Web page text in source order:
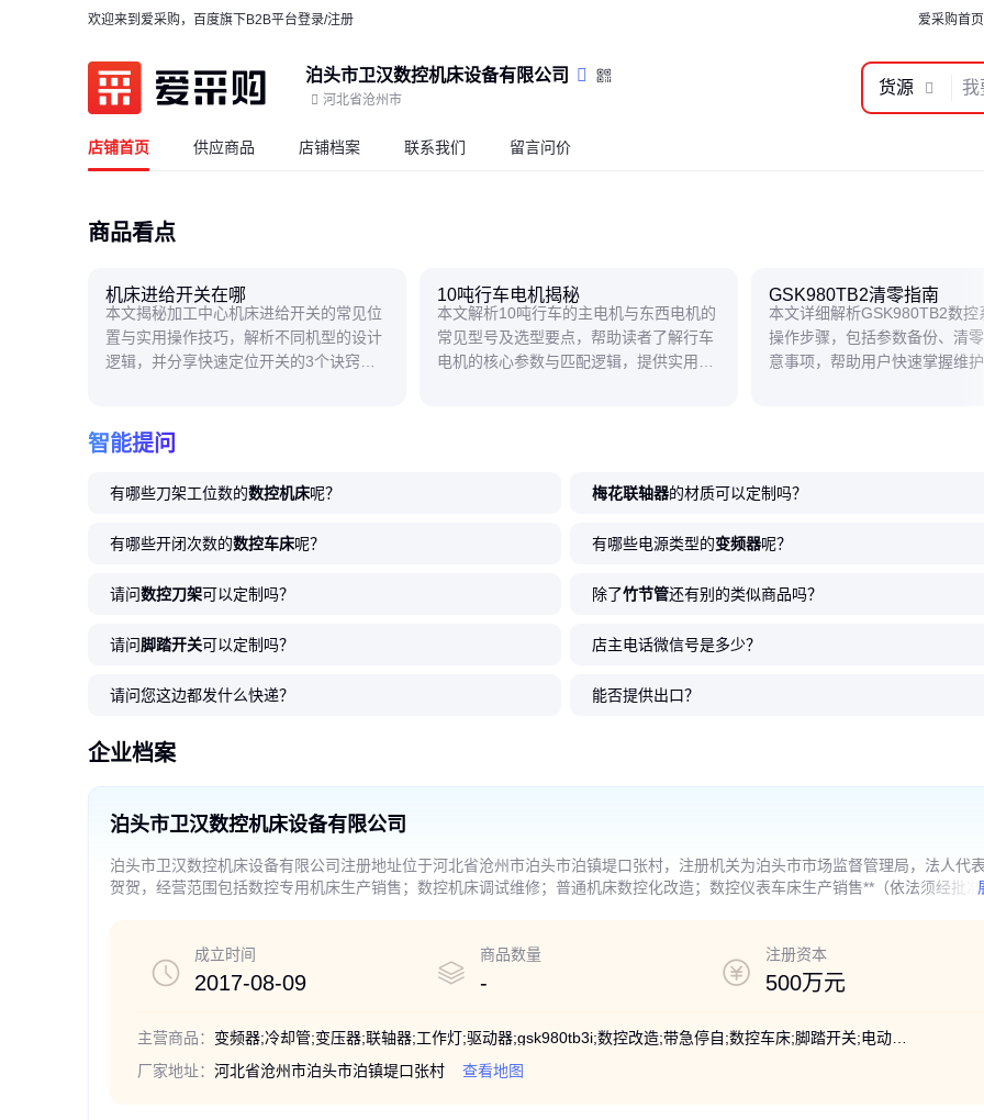
欢迎来到爱采购，百度旗下B2B平台登录/注册 爱采购首页
泊头市卫汉数控机床设备有限公司
河北省沧州市
货源
店铺首页 供应商品 店铺档案 联系我们 留言问价
商品看点
机床进给开关在哪
本文揭秘加工中心机床进给开关的常见位
置与实用操作技巧，解析不同机型的设计
逻辑，并分享快速定位开关的3个诀窍，
10吨行车电机揭秘
本文解析10吨行车的主电机与东西电机的
常见型号及选型要点，帮助读者了解行车
电机的核心参数与匹配逻辑，提供实用的
GSK980TB2清零指南
本文详细解析GSK980TB2数控
操作步骤，包括参数备份、清零
意事项，帮助用户快速掌握维护
智能提问
有哪些刀架工位数的数控机床呢？ 梅花联轴器的材质可以定制吗？
有哪些开闭次数的数控车床呢？ 有哪些电源类型的变频器呢？
请问数控刀架可以定制吗？ 除了竹节管还有别的类似商品吗？
请问脚踏开关可以定制吗？ 店主电话微信号是多少？
请问您这边都发什么快递？ 能否提供出口？
企业档案
泊头市卫汉数控机床设备有限公司
泊头市卫汉数控机床设备有限公司注册地址位于河北省沧州市泊头市泊镇堤口张村，注册机关为泊头市市场监督管理局，法人代
贺贺，经营范围包括数控专用机床生产销售；数控机床调试维修；普通机床数控化改造；数控仪表车床生产销售**（依法须经批准
成立时间
2017-08-09
商品数量
-
注册资本
500万元
主营商品：
厂家地址： 河北省沧州市泊头市泊镇堤口张村 查看地图